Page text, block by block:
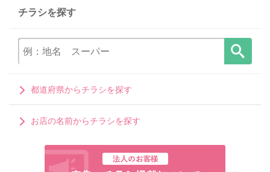
チラシを探す
都道府県からチラシを探す
お店の名前からチラシを探す